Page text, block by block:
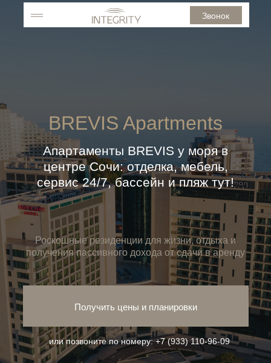
Звонок
BREVIS Apartments
Получить цены и планировки
или позвоните по номеру:+7 (933) 110-96-09
Роскошные резиденции для жизни, отдыха и
получения пассивного дохода от сдачи в аренду
Апартаменты BREVIS у моря в
центре Сочи: отделка, мебель,
сервис 24/7, бассейн и пляж тут!